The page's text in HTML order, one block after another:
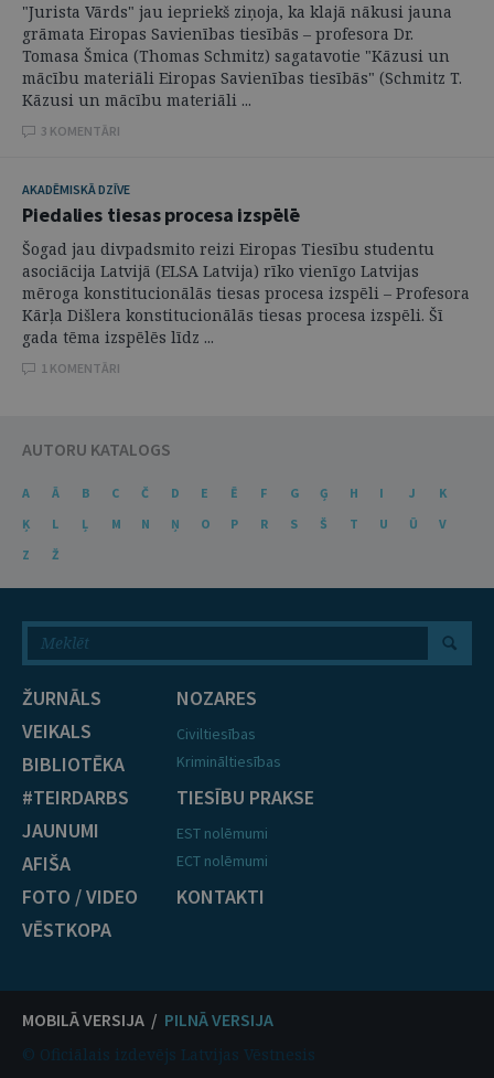
"Jurista Vārds" jau iepriekš ziņoja, ka klajā nākusi jauna
grāmata Eiropas Savienības tiesībās – profesora Dr.
Tomasa Šmica (Thomas Schmitz) sagatavotie "Kāzusi un
mācību materiāli Eiropas Savienības tiesībās" (Schmitz T.
Kāzusi un mācību materiāli ...
3 KOMENTĀRI
AKADĒMISKĀ DZĪVE
Piedalies tiesas procesa izspēlē
Šogad jau divpadsmito reizi Eiropas Tiesību studentu
asociācija Latvijā (ELSA Latvija) rīko vienīgo Latvijas
mēroga konstitucionālās tiesas procesa izspēli – Profesora
Kārļa Dišlera konstitucionālās tiesas procesa izspēli. Šī
gada tēma izspēlēs līdz ...
1 KOMENTĀRI
AUTORU KATALOGS
A Ā B C Č D E Ē F G Ģ H I J
K
Ķ
L Ļ M N Ņ O P R S Š T U Ū
V
Z
Ž
ŽURNĀLS
VEIKALS
BIBLIOTĒKA
#TEIRDARBS
JAUNUMI
AFIŠA
FOTO / VIDEO
VĒSTKOPA
NOZARES
Civiltiesības
Krimināltiesības
TIESĪBU PRAKSE
EST nolēmumi
ECT nolēmumi
KONTAKTI
MOBILĀ VERSIJA / PILNĀ VERSIJA
© Oficiālais izdevējs Latvijas Vēstnesis